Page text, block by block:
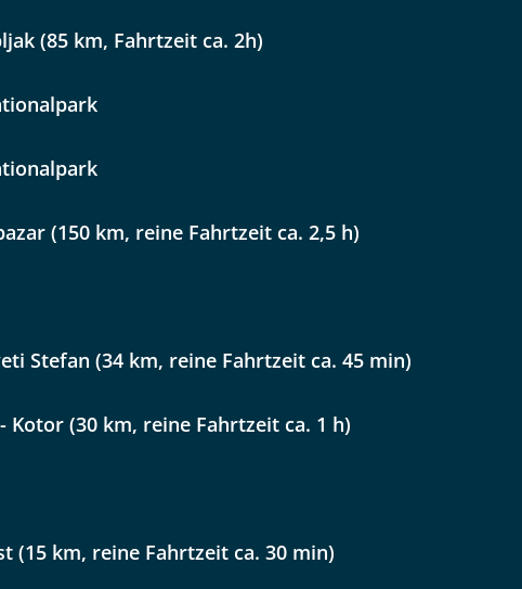
(85 km, Fahrtzeit ca. 2h)
(150 km, reine Fahrtzeit ca. 2,5 h)
Stefan (34 km, reine Fahrtzeit ca. 45 min)
Kotor (30 km, reine Fahrtzeit ca. 1 h)
(15 km, reine Fahrtzeit ca. 30 min)
an unseren Server geschickt. Mit Absenden des
zur Kenntnis genommen und akzeptiert haben.